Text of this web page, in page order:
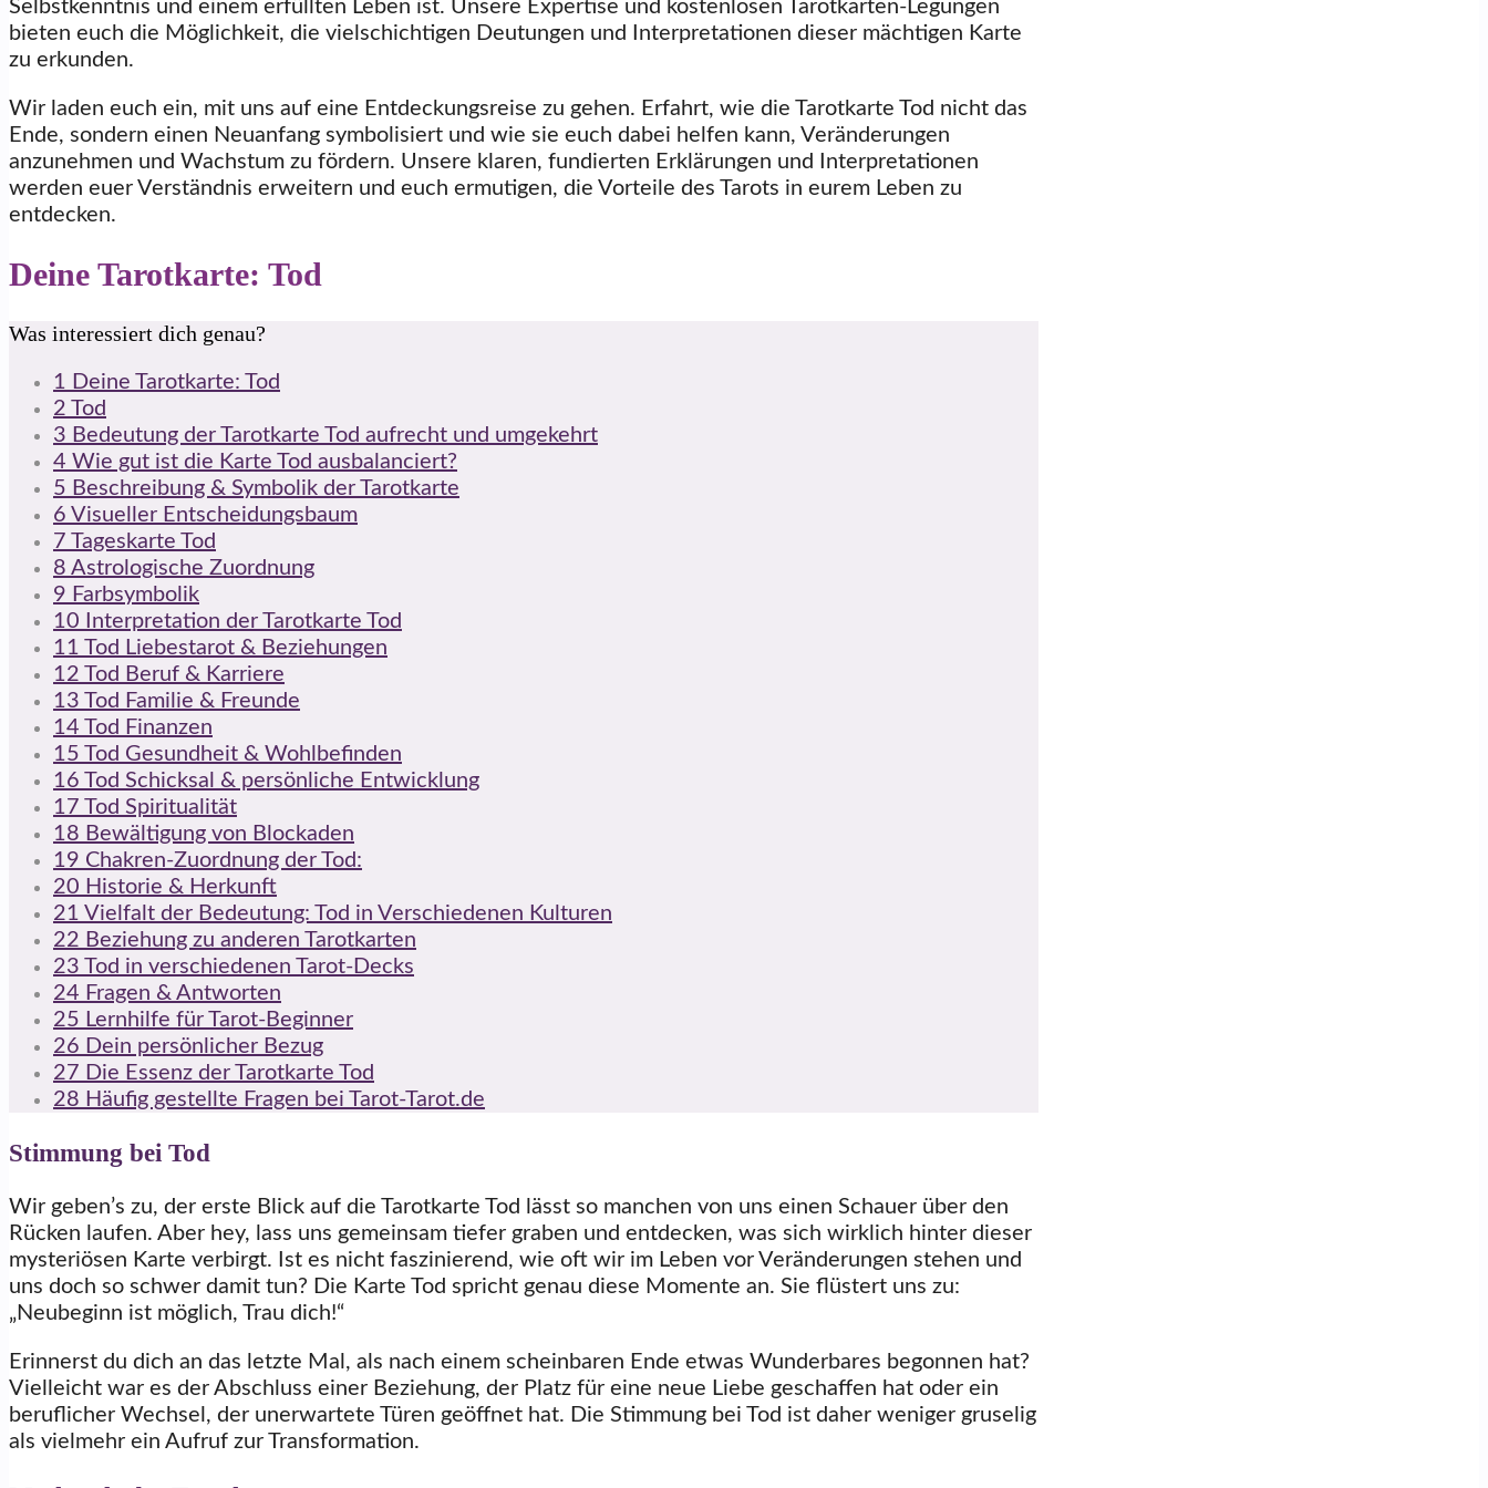
Selbstkenntnis und einem erfüllten Leben ist. Unsere Expertise und kostenlosen Tarotkarten-Legungen
bieten euch die Möglichkeit, die vielschichtigen Deutungen und Interpretationen dieser mächtigen Karte
zu erkunden.
Wir laden euch ein, mit uns auf eine Entdeckungsreise zu gehen. Erfahrt, wie die Tarotkarte Tod nicht das
Ende, sondern einen Neuanfang symbolisiert und wie sie euch dabei helfen kann, Veränderungen
anzunehmen und Wachstum zu fördern. Unsere klaren, fundierten Erklärungen und Interpretationen
werden euer Verständnis erweitern und euch ermutigen, die Vorteile des Tarots in eurem Leben zu
entdecken.
Deine Tarotkarte: Tod
Was interessiert dich genau?
1 Deine Tarotkarte: Tod
2 Tod
3 Bedeutung der Tarotkarte Tod aufrecht und umgekehrt
4 Wie gut ist die Karte Tod ausbalanciert?
5 Beschreibung & Symbolik der Tarotkarte
6 Visueller Entscheidungsbaum
7 Tageskarte Tod
8 Astrologische Zuordnung
9 Farbsymbolik
10 Interpretation der Tarotkarte Tod
11 Tod Liebestarot & Beziehungen
12 Tod Beruf & Karriere
13 Tod Familie & Freunde
14 Tod Finanzen
15 Tod Gesundheit & Wohlbefinden
16 Tod Schicksal & persönliche Entwicklung
17 Tod Spiritualität
18 Bewältigung von Blockaden
19 Chakren-Zuordnung der Tod:
20 Historie & Herkunft
21 Vielfalt der Bedeutung: Tod in Verschiedenen Kulturen
22 Beziehung zu anderen Tarotkarten
23 Tod in verschiedenen Tarot-Decks
24 Fragen & Antworten
25 Lernhilfe für Tarot-Beginner
26 Dein persönlicher Bezug
27 Die Essenz der Tarotkarte Tod
28 Häufig gestellte Fragen bei Tarot-Tarot.de
Stimmung bei Tod
Wir geben’s zu, der erste Blick auf die Tarotkarte Tod lässt so manchen von uns einen Schauer über den
Rücken laufen. Aber hey, lass uns gemeinsam tiefer graben und entdecken, was sich wirklich hinter dieser
mysteriösen Karte verbirgt. Ist es nicht faszinierend, wie oft wir im Leben vor Veränderungen stehen und
uns doch so schwer damit tun? Die Karte Tod spricht genau diese Momente an. Sie flüstert uns zu:
„Neubeginn ist möglich, Trau dich!“
Erinnerst du dich an das letzte Mal, als nach einem scheinbaren Ende etwas Wunderbares begonnen hat?
Vielleicht war es der Abschluss einer Beziehung, der Platz für eine neue Liebe geschaffen hat oder ein
beruflicher Wechsel, der unerwartete Türen geöffnet hat. Die Stimmung bei Tod ist daher weniger gruselig
als vielmehr ein Aufruf zur Transformation.